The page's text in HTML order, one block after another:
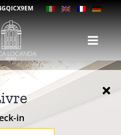
in